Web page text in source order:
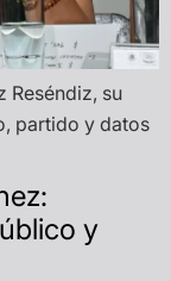
Reséndiz, su
partido y datos
y